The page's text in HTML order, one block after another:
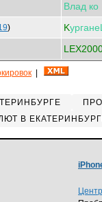
Влад ко
) K
В